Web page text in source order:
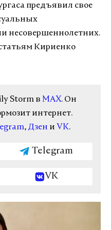
предъявил свое
несовершеннолетних.
Кириенко
Storm в MAX. Он
интернет.
, Дзен и VK.
Telegram
VK